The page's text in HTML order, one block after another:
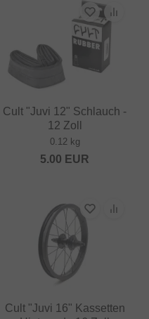
Cult "Juvi 12" Schlauch -
12 Zoll
0.12 kg
5.00 EUR
Cult "Juvi 16" Kassetten